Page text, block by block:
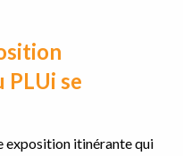
PLUi se
exposition itinérante qui